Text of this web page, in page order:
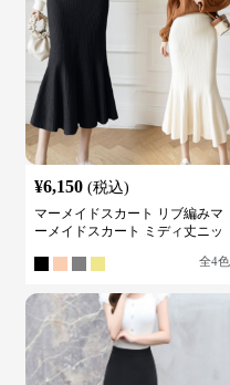
¥6,150 (税込)
マーメイドスカート リブ編みマ
ーメイドスカート ミディ丈ニッ
全4色